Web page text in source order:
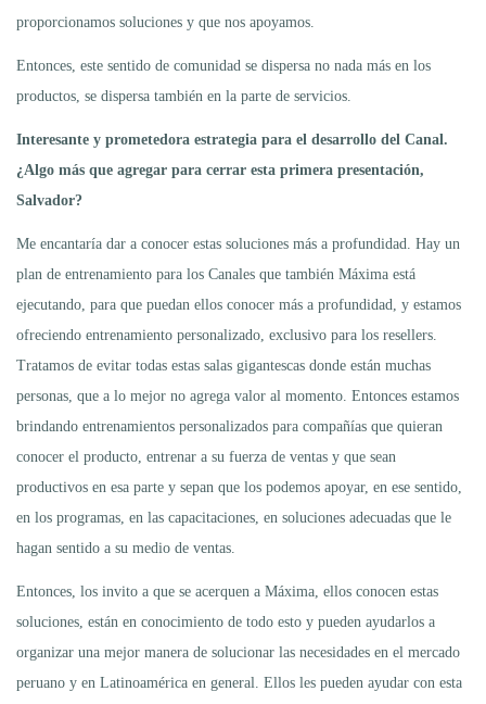
proporcionamos soluciones y que nos apoyamos.
Entonces, este sentido de comunidad se dispersa no nada más en los
productos, se dispersa también en la parte de servicios.
Interesante y prometedora estrategia para el desarrollo del Canal.
¿Algo más que agregar para cerrar esta primera presentación,
Salvador?
Me encantaría dar a conocer estas soluciones más a profundidad. Hay un
plan de entrenamiento para los Canales que también Máxima está
ejecutando, para que puedan ellos conocer más a profundidad, y estamos
ofreciendo entrenamiento personalizado, exclusivo para los resellers.
Tratamos de evitar todas estas salas gigantescas donde están muchas
personas, que a lo mejor no agrega valor al momento. Entonces estamos
brindando entrenamientos personalizados para compañías que quieran
conocer el producto, entrenar a su fuerza de ventas y que sean
productivos en esa parte y sepan que los podemos apoyar, en ese sentido,
en los programas, en las capacitaciones, en soluciones adecuadas que le
hagan sentido a su medio de ventas.
Entonces, los invito a que se acerquen a Máxima, ellos conocen estas
soluciones, están en conocimiento de todo esto y pueden ayudarlos a
organizar una mejor manera de solucionar las necesidades en el mercado
peruano y en Latinoamérica en general. Ellos les pueden ayudar con esta